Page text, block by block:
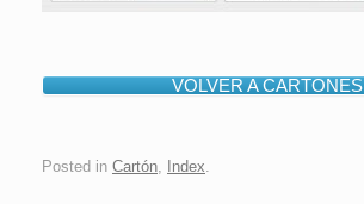
VOLVER A CARTONES
Posted in Cartón Index